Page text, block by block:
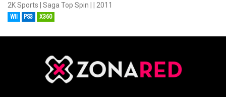
2K Sports | Saga Top Spin | | 2011
WII PS3 X360